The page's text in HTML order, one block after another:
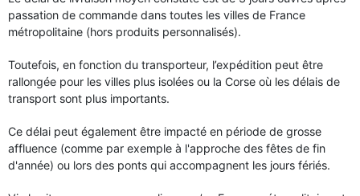
passation de commande dans toutes les villes de France
métropolitaine (hors produits personnalisés).
Toutefois, en fonction du transporteur, l’expédition peut être
rallongée pour les villes plus isolées ou la Corse où les délais de
transport sont plus importants.
Ce délai peut également être impacté en période de grosse
affluence (comme par exemple à l'approche des fêtes de fin
d'année) ou lors des ponts qui accompagnent les jours fériés.